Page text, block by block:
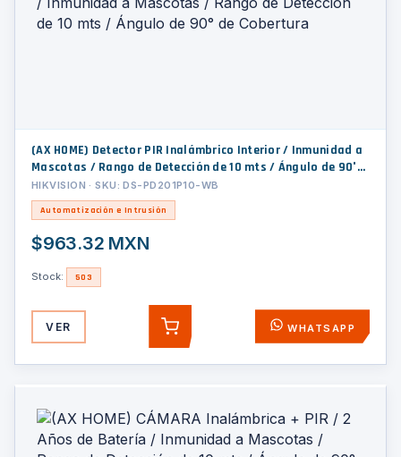
(AX HOME) Detector PIR Inalámbrico Interior / Inmunidad a
Mascotas / Rango de Detección de 10 mts / Ángulo de 90°
de Cobertura
HIKVISION · SKU: DS-PD201P10-WB
Automatización e Intrusión
$963.32 MXN
Stock: 503
VER AGREGAR WHATSAPP